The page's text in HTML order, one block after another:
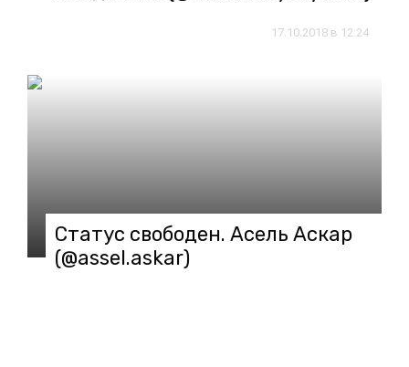
17.10.2018 в 12:24
Статус свободен. Асель Аскар
(@assel.askar)